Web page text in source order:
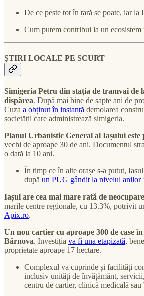
De ce peste tot în țară se poate, iar la
Cum putem contribui la un ecosistem
ȘTIRI LOCALE PE SCURT
Simigeria Petru din stația de tramvai de
dispărea. După mai bine de șapte ani de
Cuza a obținut în instanță demolarea
societății care administrează simigeria.
Planul Urbanistic General al Iașului este
vechi de aproape 30 de ani. Documentul
o dată la 10 ani.
În timp ce în alte orașe s-a putut,
după un PUG gândit la nivelul anilor
Iașul are cea mai mare rată de
marile centre regionale, cu 13.3%, potrivit
Apix.ro.
Un nou cartier cu aproape 300 de case
Bârnova. Investiția va fi una etapizată,
proprietate aproape 17 hectare.
Complexul va cuprinde și facilități
inclusiv unități de învățământ,
centru de cartier, clinică medicală